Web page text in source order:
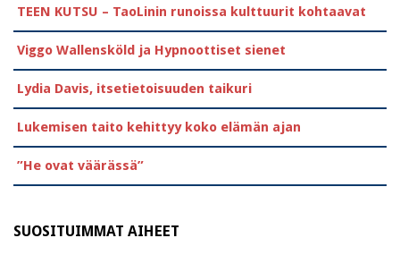
TEEN KUTSU – TaoLinin runoissa kulttuurit kohtaavat
Viggo Wallensköld ja Hypnoottiset sienet
Lydia Davis, itsetietoisuuden taikuri
Lukemisen taito kehittyy koko elämän ajan
”He ovat väärässä”
SUOSITUIMMAT AIHEET